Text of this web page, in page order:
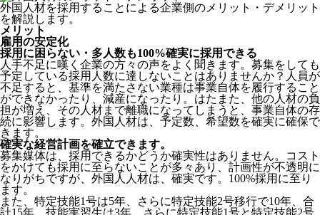
外国人材を採用することによる企業側のメリット・デメリット
を解説します。
メリット
雇用の安定化
採用に困らない・多人数も100%確実に採用できる
人手不足に嘆く企業の方々の声をよく聞きます。募集をしても
予定している採用人数に達しないことはありませんか？人員が
不足すると、基準を満たさない業種は事業自体を履行すること
ができなかったり、減産になったり。はたまた、他の人材の負
担が増え、その人材まで離職になってしまうと、事業自体の存
続に影響します。 外国人材は、予定数、希望数を確実に確保で
きます。
確実な経営計画を確立できます。
募集媒体は、採用できるかどうか確実性はありません。コスト
をかけても採用に至らないことが多々あり、計画性が不透明に
なりがちですが、外国人人材は、確実です。100%採用に至り
ます。
また、特定技能1号は5年、さらに特定技能2号移行で10年、合
計15年、技能実習生は3年、さらに特定技能1号と特定技能2号